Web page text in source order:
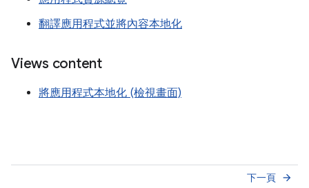
翻譯應用程式並將內容本地化
Views content
將應用程式本地化 (檢視畫面)
下一頁 arrow_forward